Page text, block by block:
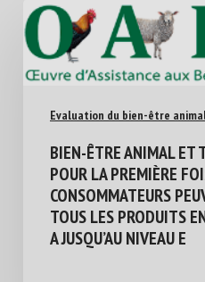
Evaluation du bien-être
BIEN-ÊTRE ANIMAL ET
POUR LA PREMIÈRE
CONSOMMATEURS
TOUS LES PRODUITS
A JUSQU’AU NIVEAU E